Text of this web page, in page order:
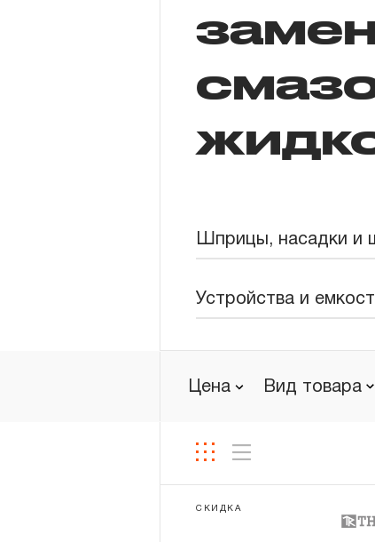
Распродажа
Уцененный товар
О нас
Гарантия и сервис
Доставка и оплата
Партнерам
Контакты
Шприцы, насадки и
Устройства и
Цена Вид товара
СКИДКА